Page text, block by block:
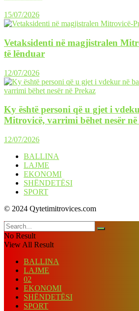
15/07/2026
Vetaksidenti në magjistralen
të lënduar
12/07/2026
Ky është personi që u gjet i
Mitrovicë, varrimi bëhet nesër në
12/07/2026
BALLINA
LAJME
EKONOMI
SHËNDETËSI
SPORT
© 2024 Qytetimitrovices.com
No Result
View All Result
BALLINA
LAJME
02
EKONOMI
SHËNDETËSI
SPORT